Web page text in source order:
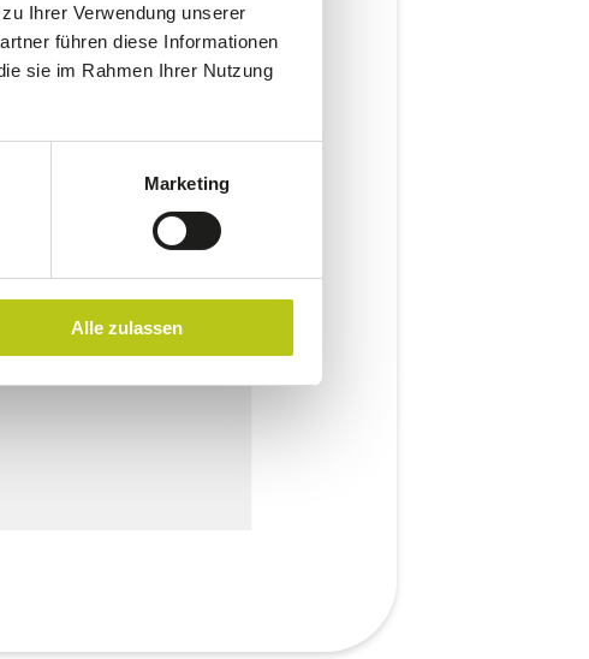
Ihrer Verwendung unserer
führen diese Informationen
sie im Rahmen Ihrer Nutzung
Marketing
Alle zulassen